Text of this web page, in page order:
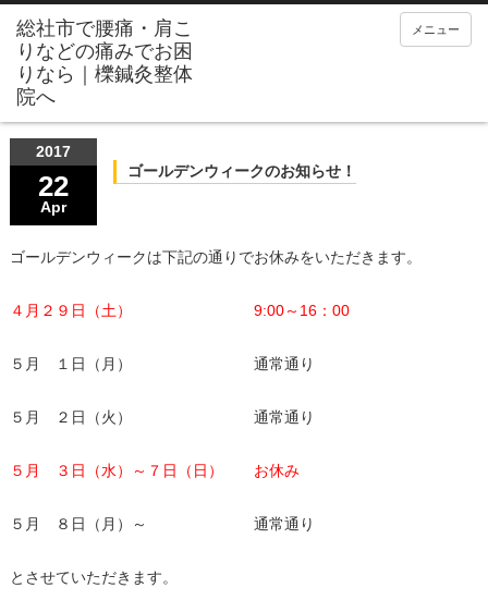
メニュー
2017
22
Apr
ゴールデンウィークのお知らせ！
ゴールデンウィークは下記の通りでお休みをいただきます。
４月２９日（土） 9:00～16：00
５月 １日（月） 通常通り
５月 ２日（火） 通常通り
５月 ３日（水）～７日（日） お休み
５月 ８日（月）～ 通常通り
とさせていただきます。